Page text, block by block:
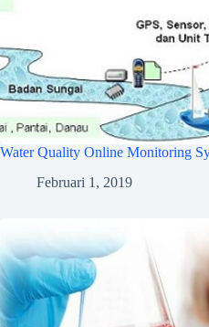
Water Quality Online Monitoring
Februari 1, 2019